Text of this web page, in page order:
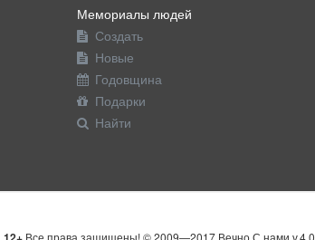
Мемориалы людей
Создать
Новые
Годовщина
Подарки
Найти